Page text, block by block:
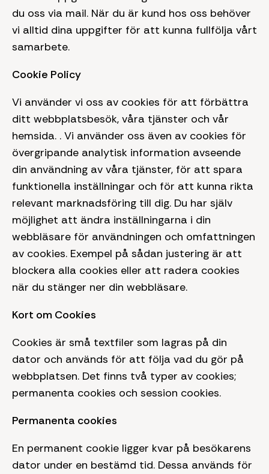
du oss via mail. När du är kund hos oss behöver
vi alltid dina uppgifter för att kunna fullfölja vårt
samarbete.
Cookie Policy
Vi använder vi oss av cookies för att förbättra
ditt webbplatsbesök, våra tjänster och vår
hemsida. . Vi använder oss även av cookies för
övergripande analytisk information avseende
din användning av våra tjänster, för att spara
funktionella inställningar och för att kunna rikta
relevant marknadsföring till dig. Du har själv
möjlighet att ändra inställningarna i din
webbläsare för användningen och omfattningen
av cookies. Exempel på sådan justering är att
blockera alla cookies eller att radera cookies
när du stänger ner din webbläsare.
Kort om Cookies
Cookies är små textfiler som lagras på din
dator och används för att följa vad du gör på
webbplatsen. Det finns två typer av cookies;
permanenta cookies och session cookies.
Permanenta cookies
En permanent cookie ligger kvar på besökarens
dator under en bestämd tid. Dessa används för